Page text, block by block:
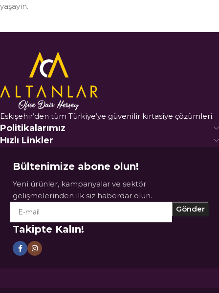
yaşayın.
Eskişehir’den tüm Türkiye’ye güvenilir kırtasiye çözümleri.
Politikalarımız
Hızlı Linkler
Bültenimize abone olun!
Yeni ürünler, kampanyalar ve sektör
gelişmelerinden ilk siz haberdar olun.
Takipte Kalın!